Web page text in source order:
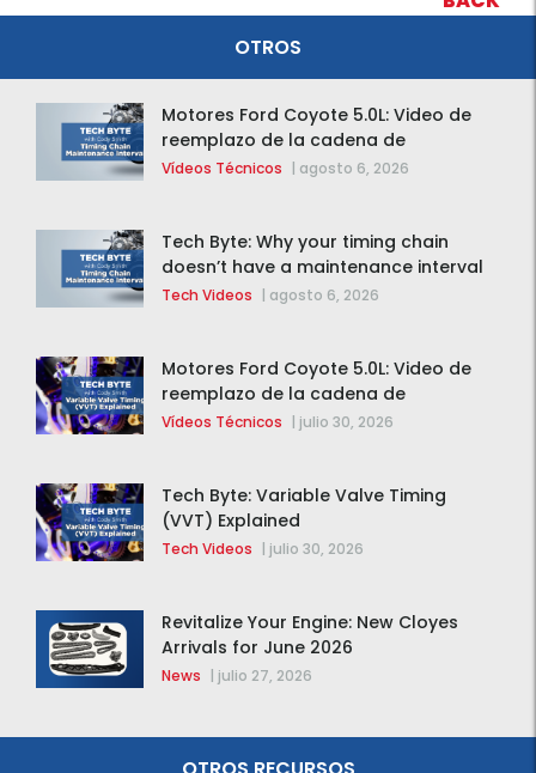
OTROS
Motores Ford Coyote 5.0L: Video de
reemplazo de la cadena de
distribución de la F-150 2015 – 2020
Vídeos Técnicos | agosto 6, 2026
Tech Byte: Why your timing chain
doesn’t have a maintenance interval
Tech Videos | agosto 6, 2026
Motores Ford Coyote 5.0L: Video de
reemplazo de la cadena de
distribución de la F-150 2015 – 2020
Vídeos Técnicos | julio 30, 2026
Tech Byte: Variable Valve Timing
(VVT) Explained
Tech Videos | julio 30, 2026
Revitalize Your Engine: New Cloyes
Arrivals for June 2026
News | julio 27, 2026